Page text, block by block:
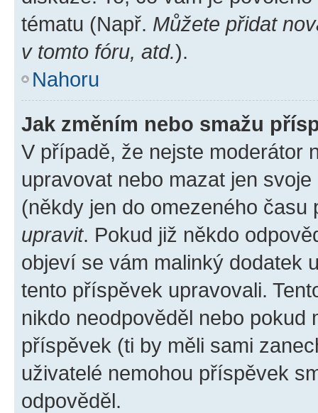
tématu (Např. Můžete přidat
v tomto fóru, atd.).
Nahoru
Jak změním nebo smažu
V případě, že nejste moderátor
upravovat nebo mazat jen
(někdy jen do omezeného
upravit. Pokud již někdo
objeví se vám malinký dodatek
tento příspěvek upravovali.
nikdo neodpověděl nebo pokud
příspěvek (ti by měli sami
uživatelé nemohou příspěvek
odpověděl.